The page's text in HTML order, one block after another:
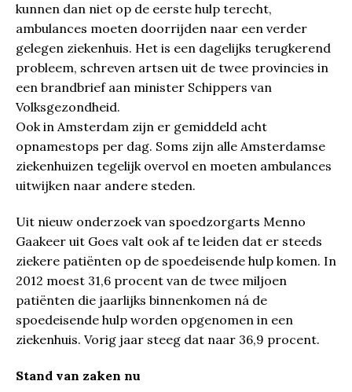
kunnen dan niet op de eerste hulp terecht,
ambulances moeten doorrijden naar een verder
gelegen ziekenhuis. Het is een dagelijks terugkerend
probleem, schreven artsen uit de twee provincies in
een brandbrief aan minister Schippers van
Volksgezondheid.
Ook in Amsterdam zijn er gemiddeld acht
opnamestops per dag. Soms zijn alle Amsterdamse
ziekenhuizen tegelijk overvol en moeten ambulances
uitwijken naar andere steden.
Uit nieuw onderzoek van spoedzorgarts Menno
Gaakeer uit Goes valt ook af te leiden dat er steeds
ziekere patiënten op de spoedeisende hulp komen. In
2012 moest 31,6 procent van de twee miljoen
patiënten die jaarlijks binnenkomen ná de
spoedeisende hulp worden opgenomen in een
ziekenhuis. Vorig jaar steeg dat naar 36,9 procent.
Stand van zaken nu